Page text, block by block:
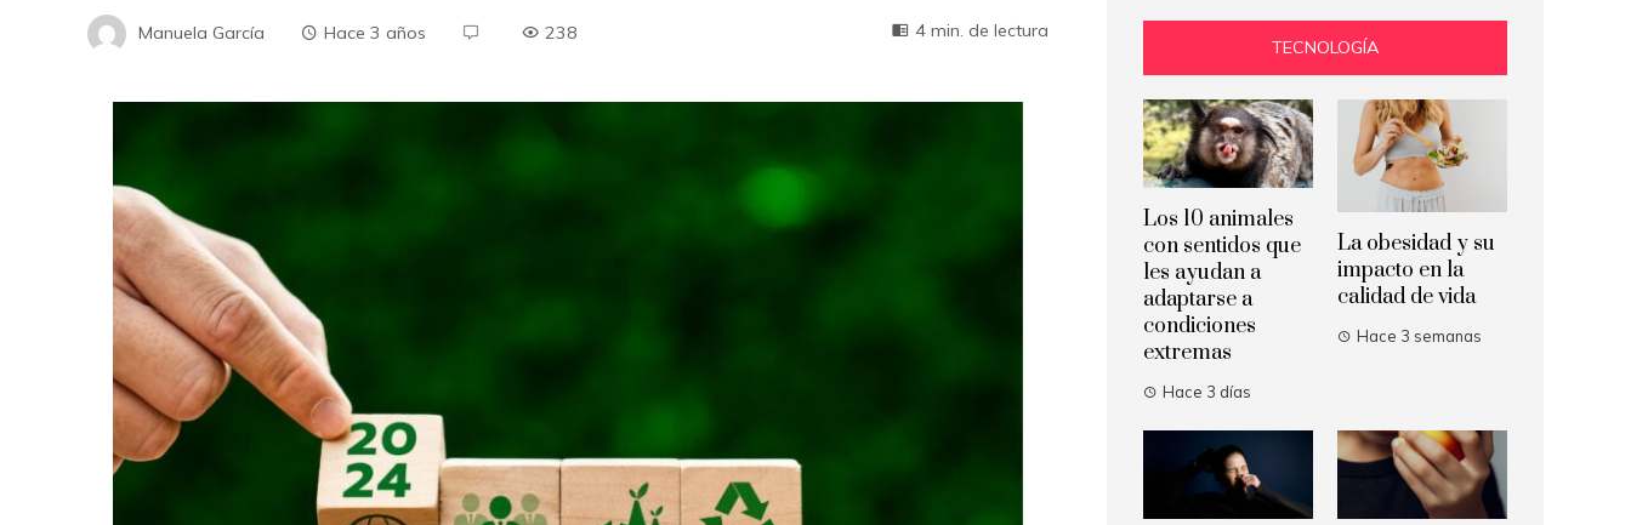
Manuela García Hace 3 años 238 4 min. de lectura
TECNOLOGÍA
Los 10 animales
con sentidos que
les ayudan a
adaptarse a
condiciones
extremas
Hace 3 días
La obesidad y su
impacto en la
calidad de vida
Hace 3 semanas